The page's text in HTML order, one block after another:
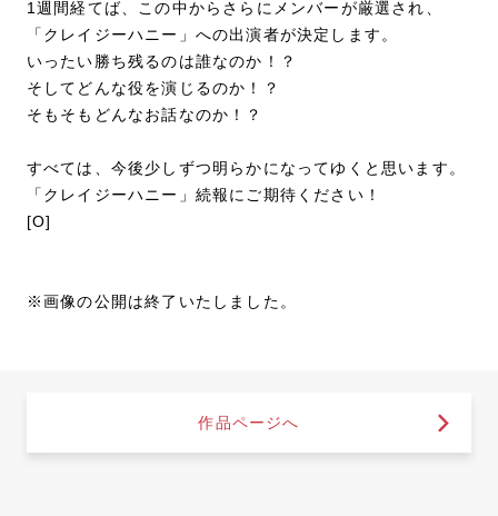
1週間経てば、この中からさらにメンバーが厳選され、
「クレイジーハニー」への出演者が決定します。
いったい勝ち残るのは誰なのか！？
そしてどんな役を演じるのか！？
そもそもどんなお話なのか！？
すべては、今後少しずつ明らかになってゆくと思います。
「クレイジーハニー」続報にご期待ください！
[O]
※画像の公開は終了いたしました。
作品ページへ